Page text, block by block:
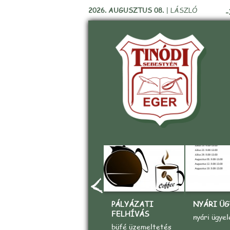
2026. AUGUSZTUS 08. | LÁSZLÓ -
PÁLYÁZATI
FELHÍVÁS
büfé üzemeltetés
NYÁRI
nyári